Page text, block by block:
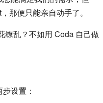
那便只能亲自动手了。
设置：